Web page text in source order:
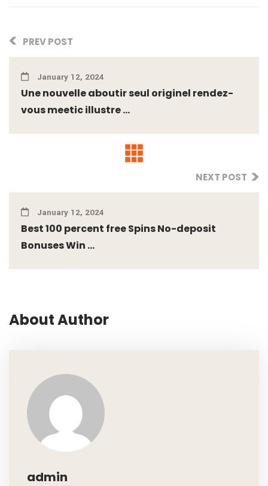
PREV POST
January 12, 2024
Une nouvelle aboutir seul originel rendez-
vous meetic illustre ...
NEXT POST
January 12, 2024
Best 100 percent free Spins No-deposit
Bonuses Win ...
About Author
admin